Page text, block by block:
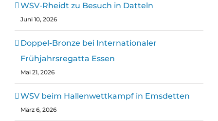
WSV-Rheidt zu Besuch in Datteln
Juni 10, 2026
Doppel-Bronze bei Internationaler
Frühjahrsregatta Essen
Mai 21, 2026
WSV beim Hallenwettkampf in Emsdetten
März 6, 2026